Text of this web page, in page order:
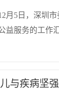
月5日，深圳
益服务的工作
与疾病坚强